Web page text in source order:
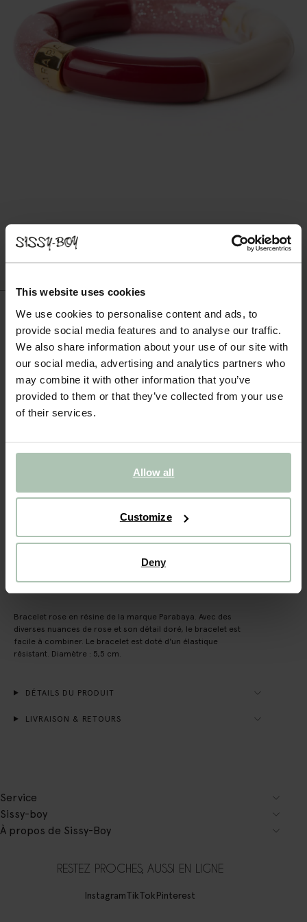
This website uses cookies
We use cookies to personalise content and ads, to
provide social media features and to analyse our traffic.
We also share information about your use of our site with
our social media, advertising and analytics partners who
may combine it with other information that you’ve
provided to them or that they’ve collected from your use
of their services.
Allow all
Customize
Deny
Parabaya Bracelet en résine - rose
35.00
Taille sélectionnée: Onesize
Livraison dans: 1–2 jours ouvrés
VOIR LE STOCK EN MAGASIN
Bracelet rose en résine de la marque Parabaya. Avec des
diverses nuances de rose et son détail doré, le bracelet est
facile à combiner. Le bracelet est doté d'un élastique
résistant. Diamètre : 5,5 cm.
DÉTAILS DU PRODUIT
LIVRAISON & RETOURS
Service
Sissy-boy
À propos de Sissy-Boy
RESTEZ PROCHES, AUSSI EN LIGNE
InstagramTikTokPinterest